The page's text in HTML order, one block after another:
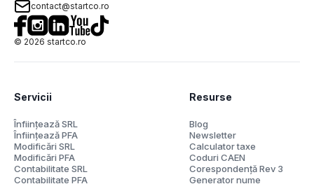
contact@startco.ro
© 2026 startco.ro
Servicii
Înființează SRL
Înființează PFA
Modificări SRL
Modificări PFA
Contabilitate SRL
Contabilitate PFA
Resurse
Blog
Newsletter
Calculator taxe
Coduri CAEN
Corespondență Rev 3
Generator nume